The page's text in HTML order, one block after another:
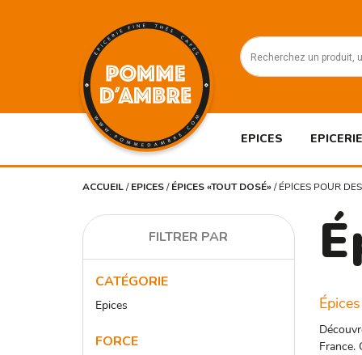
EPICES
ACCUEIL/EPICES/ÉPICES «TOUT DOSÉ»/ÉPICES POUR
FILTRER PAR
CATÉGORIE
Epices
FORCE
France.